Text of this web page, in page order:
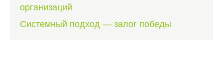
организаций
Системный подход — залог победы